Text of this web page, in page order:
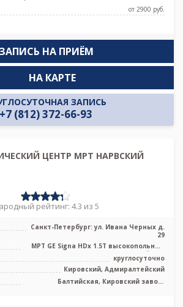
от 2900 pуб.
ЗАПИСЬ НА ПРИЁМ
ЗАПИСЬ
+7 (812) 372-66-93
НА КАРТЕ
ЦЕНТР МРТ НАРВСКИЙ
рейтинг: 4.3 из 5
Санкт-Петербург: ул. Ивана Черных д.
29
МРТ GE Signa HDx 1.5T высокопольный
закрытый тип
круглосуточно
Кировский, Адмиралтейский
Балтийская, Кировский завод,